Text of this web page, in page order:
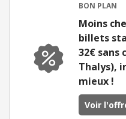
BON PLAN
Moins
billets
32€ sans
Thalys),
mieux !
Voir